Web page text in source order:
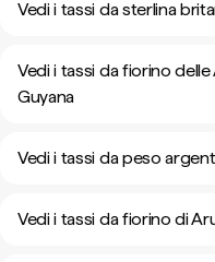
Vedi i tassi da sterlina
Vedi i tassi da fiorino
Guyana
Vedi i tassi da peso
Vedi i tassi da fiorino di